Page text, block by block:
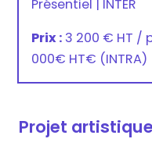
Présentiel | INTER
Prix : 3 200 € HT /
000€ HT€ (INTRA)
Projet artistique